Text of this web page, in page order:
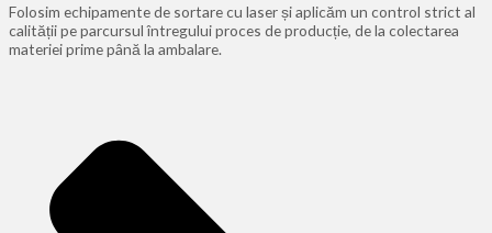
Folosim echipamente de sortare cu laser și aplicăm un control strict al
calității pe parcursul întregului proces de producție, de la colectarea
materiei prime până la ambalare.